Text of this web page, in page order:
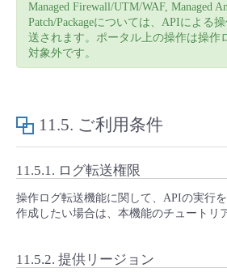
Managed Firewall/UTM/WAF, Managed
Patch/Packageについては、APIによる
送されます。ポータル上の操作は操作
対象外です。
11.5. ご利用条件
11.5.1. ログ転送権限
操作ログ転送機能に関して、APIの実行
作成したい場合は、本機能のチュートリ
11.5.2. 提供リージョン